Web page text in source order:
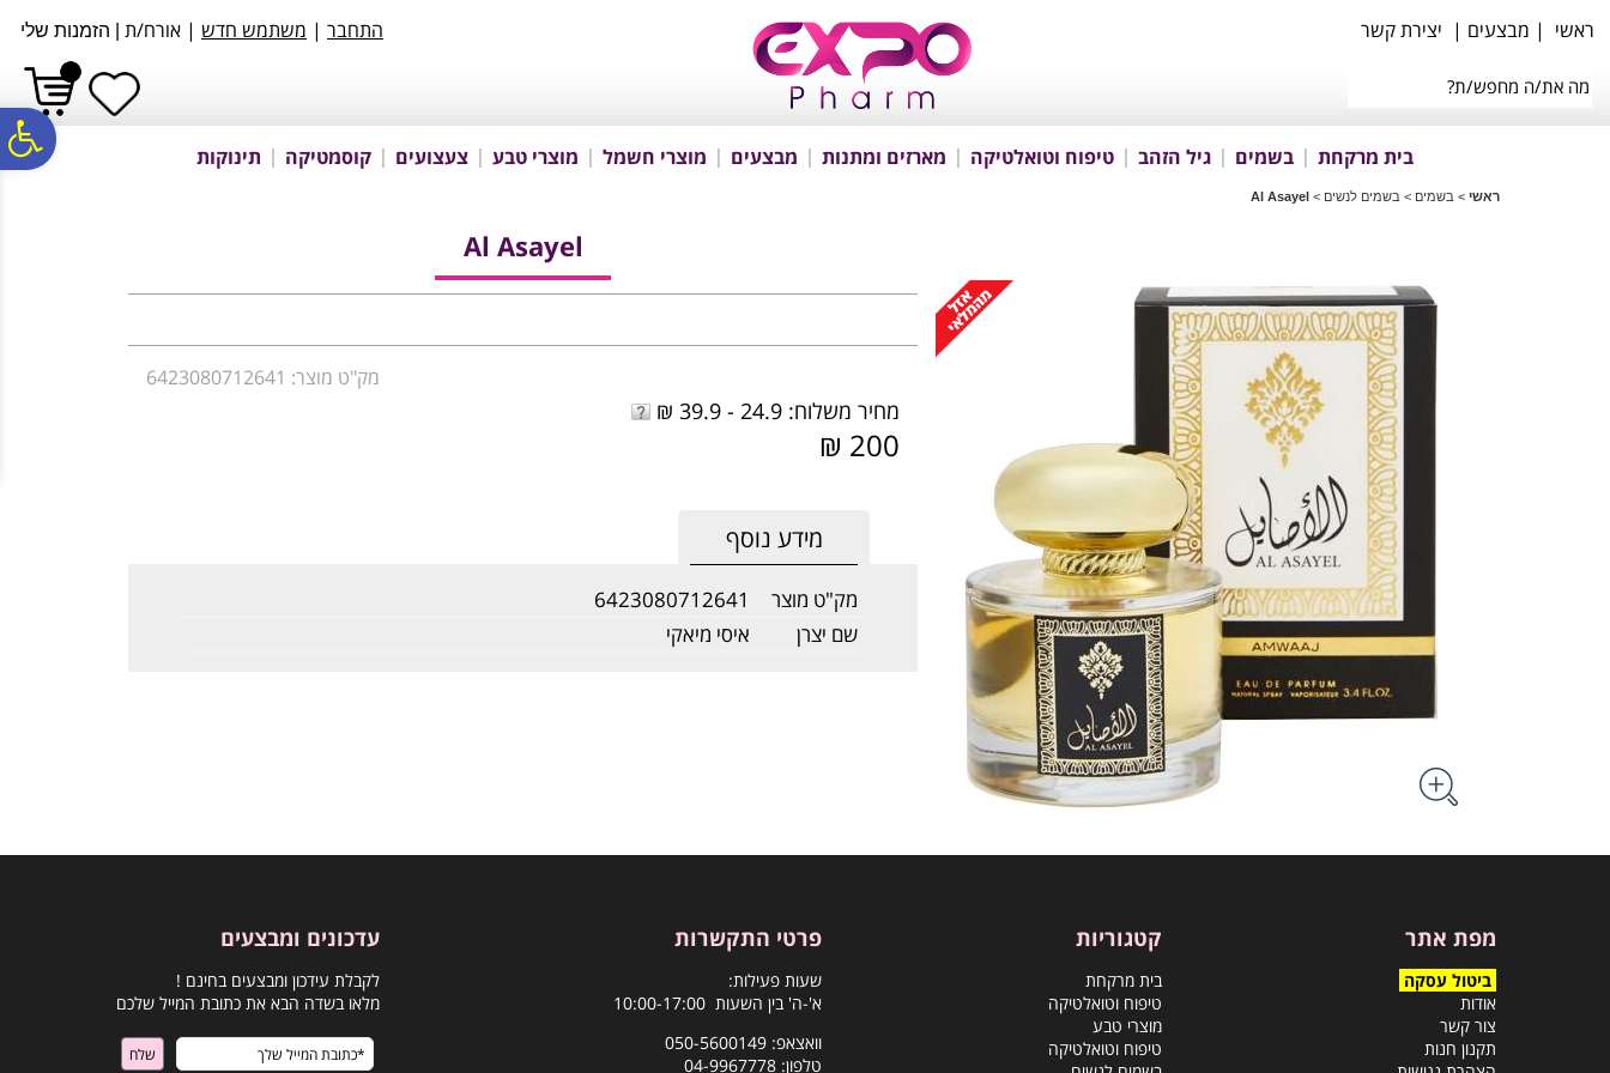
נגישות
אתר
המרכזי
ראשי | מבצעים | יצירת קשר התחבר | משתמש חדש | אורח/ת הזמנות שלי
בית מרקחת בשמים גיל הזהב טיפוח וטואלטיקה מארזים ומתנות מבצעים מוצרי חשמל מוצרי טבע צעצועים קוסמטיקה תינוקות
ראשי > בשמים > בשמים לנשים >
Al Asayel
Al Asayel
מק"ט מוצר: 6423080712641
מחיר משלוח: 24.9 - 39.9 ₪
200 ₪
מידע נוסף
מק"ט מוצר
6423080712641
שם יצרן
איסי מיאקי
מפת אתר
ביטול עסקה
אודות
צור קשר
תקנון חנות
קטגוריות
בית מרקחת
טיפוח וטואלטיקה
מוצרי טבע
טיפוח וטואלטיקה
פרטי התקשרות
שעות פעילות:
א'-ה' בין השעות 10:00-17:00
וואצאפ: 050-5600149
טלפון: 04-9967778
עדכונים ומבצעים
לקבלת עידכון ומבצעים בחינם !
מלאו בשדה הבא את כתובת המייל שלכם